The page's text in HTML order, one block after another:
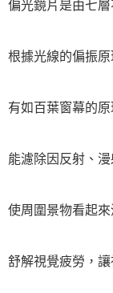
偏光鏡片是由七
根據光線的偏振
有如百葉窗幕的
能濾除因反射、
使周圍景物看起來
舒解視覺疲勞，讓